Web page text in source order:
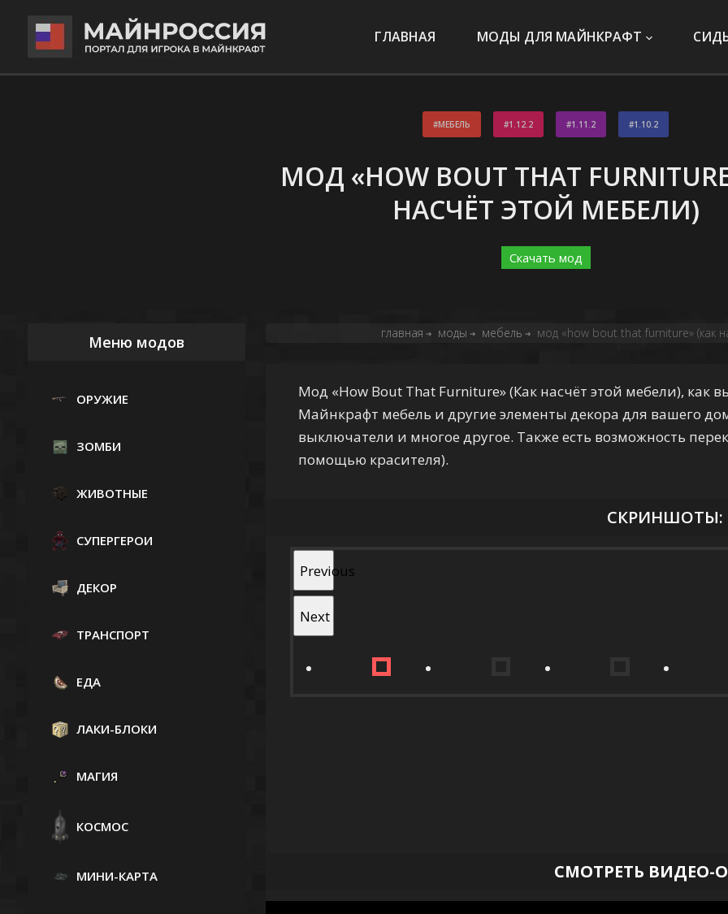
ГЛАВНАЯ МОДЫ ДЛЯ МАЙНКРАФТ
МЕБЕЛЬ 1.12.2 1.11.2 1.10.2
МОД «HOW BOUT THAT
НАСЧЁТ ЭТОЙ МЕБЕЛИ)
Скачать мод
главная ➔ моды ➔ мебель ➔ мод «how bout that furniture» (как
Мод «How Bout That Furniture» (Как насчёт этой мебели), как
Майнкрафт мебель и другие элементы декора для вашего
выключатели и многое другое. Также есть возможность
помощью красителя).
СКРИНШОТЫ:
Previous
Next
СМОТРЕТЬ ВИДЕО-
Меню модов
ОРУЖИЕ
ЗОМБИ
ЖИВОТНЫЕ
СУПЕРГЕРОИ
ДЕКОР
ТРАНСПОРТ
ЕДА
ЛАКИ-БЛОКИ
МАГИЯ
КОСМОС
МИНИ-КАРТА